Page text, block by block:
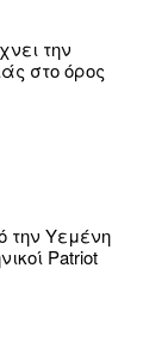
την
στο όρος
την Υεμένη
Patriot